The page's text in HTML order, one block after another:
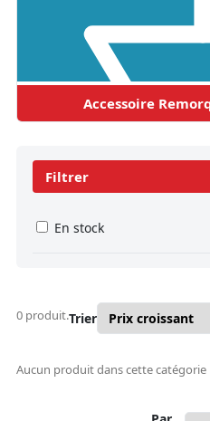
Accessoire
Filtrer
En stock
0 produit.Trier
Aucun produit dans cette